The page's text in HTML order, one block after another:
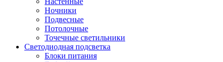
Ночники
Подвесные
Потолочные
Точечные светильники
Светодиодная подсветка
Блоки питания